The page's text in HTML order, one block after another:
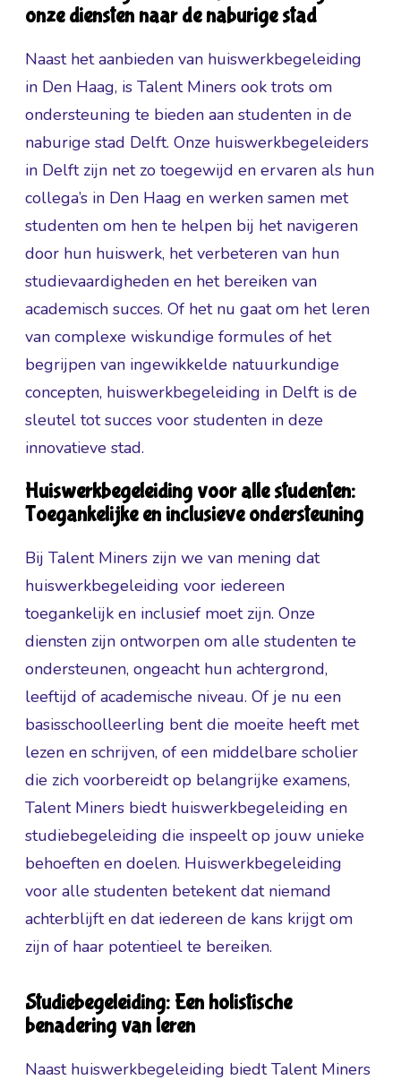
onze diensten naar de naburige stad
Naast het aanbieden van huiswerkbegeleiding
in Den Haag, is Talent Miners ook trots om
ondersteuning te bieden aan studenten in de
naburige stad Delft. Onze huiswerkbegeleiders
in Delft zijn net zo toegewijd en ervaren als hun
collega’s in Den Haag en werken samen met
studenten om hen te helpen bij het navigeren
door hun huiswerk, het verbeteren van hun
studievaardigheden en het bereiken van
academisch succes. Of het nu gaat om het leren
van complexe wiskundige formules of het
begrijpen van ingewikkelde natuurkundige
concepten, huiswerkbegeleiding in Delft is de
sleutel tot succes voor studenten in deze
innovatieve stad.
Huiswerkbegeleiding voor alle studenten:
Toegankelijke en inclusieve ondersteuning
Bij Talent Miners zijn we van mening dat
huiswerkbegeleiding voor iedereen
toegankelijk en inclusief moet zijn. Onze
diensten zijn ontworpen om alle studenten te
ondersteunen, ongeacht hun achtergrond,
leeftijd of academische niveau. Of je nu een
basisschoolleerling bent die moeite heeft met
lezen en schrijven, of een middelbare scholier
die zich voorbereidt op belangrijke examens,
Talent Miners biedt huiswerkbegeleiding en
studiebegeleiding die inspeelt op jouw unieke
behoeften en doelen. Huiswerkbegeleiding
voor alle studenten betekent dat niemand
achterblijft en dat iedereen de kans krijgt om
zijn of haar potentieel te bereiken.
Studiebegeleiding: Een holistische
benadering van leren
Naast huiswerkbegeleiding biedt Talent Miners